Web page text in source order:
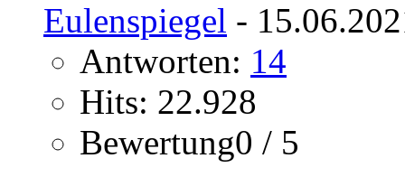
Eulenspiegel -
Antworten: 14
Hits: 22.928
Bewertung0 / 5